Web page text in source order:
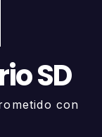
SD
con